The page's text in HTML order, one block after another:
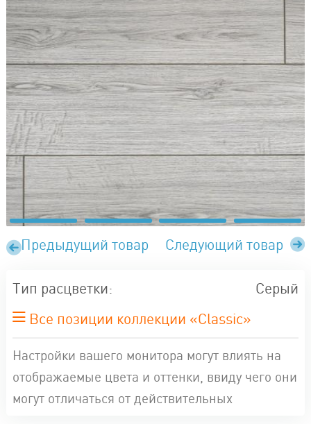
Предыдущий товар Следующий товар
Тип расцветки:
Серый
Все позиции коллекции «Classic»
Настройки вашего монитора могут влиять на
отображаемые цвета и оттенки, ввиду чего они
могут отличаться от действительных